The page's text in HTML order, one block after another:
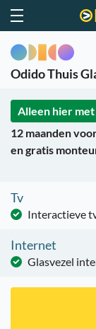
Odido Thuis
Alleen hier met
12 maanden
en gratis
Tv
Interactieve
Internet
Glasvezel